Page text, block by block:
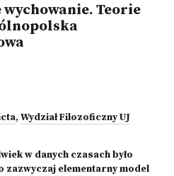
Teorie
, Wydział Filozoficzny UJ
w danych czasach było
zazwyczaj elementarny model